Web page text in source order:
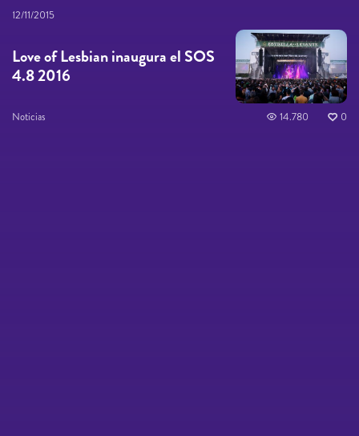
12/11/2015
Love of Lesbian inaugura el SOS
4.8 2016
Noticias 14.780 0